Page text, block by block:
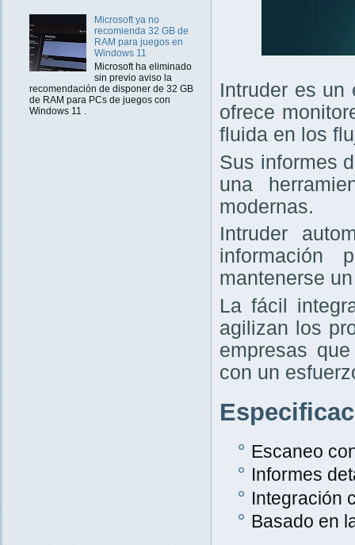
Microsoft ya no
recomienda 32 GB de
RAM para juegos en
Windows 11
Microsoft ha eliminado
sin previo aviso la
recomendación de disponer de 32 GB
de RAM para PCs de juegos con
Windows 11 .
Intruder es un
ofrece
fluida en los
Sus informes
una
modernas.
Intruder
información
mantenerse
La fácil
agilizan los
empresas
con un
Escaneo
Informes
Integración
Basado en